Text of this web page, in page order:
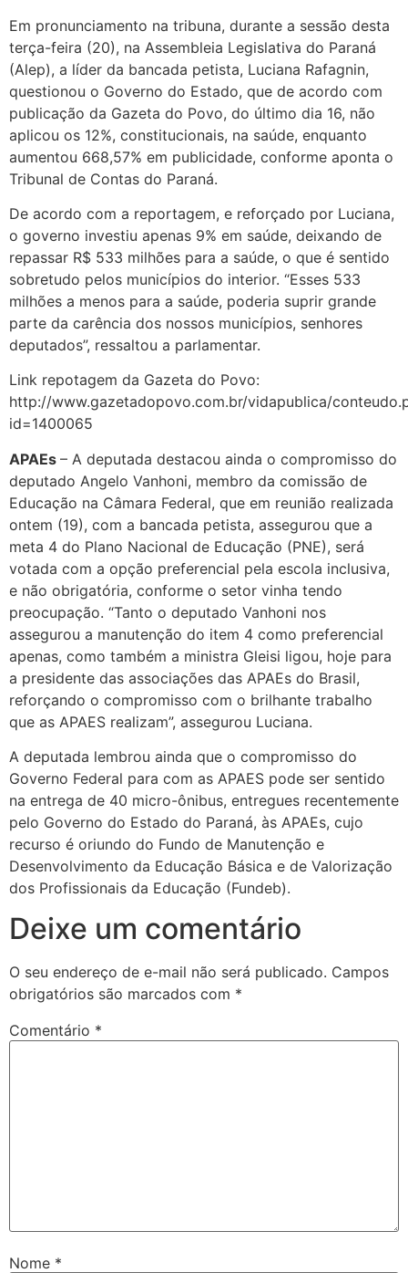
Em pronunciamento na tribuna, durante a sessão desta
terça-feira (20), na Assembleia Legislativa do Paraná
(Alep), a líder da bancada petista, Luciana Rafagnin,
questionou o Governo do Estado, que de acordo com
publicação da Gazeta do Povo, do último dia 16, não
aplicou os 12%, constitucionais, na saúde, enquanto
aumentou 668,57% em publicidade, conforme aponta o
Tribunal de Contas do Paraná.
De acordo com a reportagem, e reforçado por Luciana,
o governo investiu apenas 9% em saúde, deixando de
repassar R$ 533 milhões para a saúde, o que é sentido
sobretudo pelos municípios do interior. “Esses 533
milhões a menos para a saúde, poderia suprir grande
parte da carência dos nossos municípios, senhores
deputados”, ressaltou a parlamentar.
Link repotagem da Gazeta do Povo:
http://www.gazetadopovo.com.br/vidapublica/
id=1400065
APAEs – A deputada destacou ainda o compromisso do
deputado Angelo Vanhoni, membro da comissão de
Educação na Câmara Federal, que em reunião realizada
ontem (19), com a bancada petista, assegurou que a
meta 4 do Plano Nacional de Educação (PNE), será
votada com a opção preferencial pela escola inclusiva,
e não obrigatória, conforme o setor vinha tendo
preocupação. “Tanto o deputado Vanhoni nos
assegurou a manutenção do item 4 como preferencial
apenas, como também a ministra Gleisi ligou, hoje para
a presidente das associações das APAEs do Brasil,
reforçando o compromisso com o brilhante trabalho
que as APAES realizam”, assegurou Luciana.
A deputada lembrou ainda que o compromisso do
Governo Federal para com as APAES pode ser sentido
na entrega de 40 micro-ônibus, entregues recentemente
pelo Governo do Estado do Paraná, às APAEs, cujo
recurso é oriundo do Fundo de Manutenção e
Desenvolvimento da Educação Básica e de Valorização
dos Profissionais da Educação (Fundeb).
Deixe um comentário
O seu endereço de e-mail não será publicado. Campos
obrigatórios são marcados com *
Comentário *
Nome *